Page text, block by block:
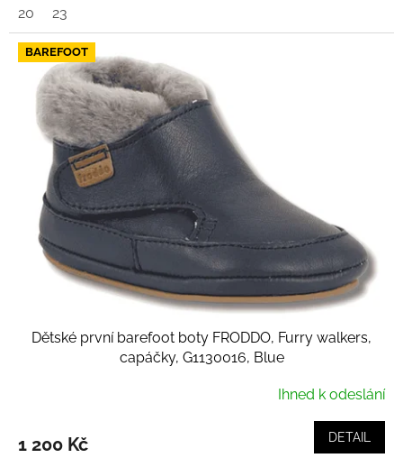
20 23
BAREFOOT
Dětské první barefoot boty FRODDO, Furry walkers,
capáčky, G1130016, Blue
Ihned k odeslání
1 200 Kč DETAIL